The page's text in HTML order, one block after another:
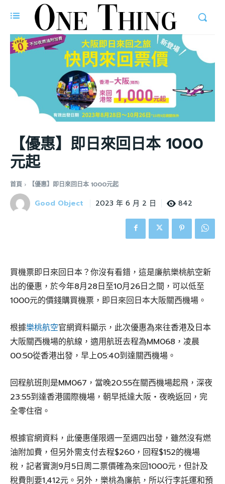
【優惠】即日來回日本 1000
元起
首頁 【優惠】即日來回日本 1000元起
Good Object 2023 年 6 月 2 日 842
買機票即日來回日本？你沒有看錯，這是廉航樂桃航空新
出的優惠，於今年8月28日至10月26日之間，可以低至
1000元的價錢購買機票，即日來回日本大阪關西機場。
根據樂桃航空官網資料顯示，此次優惠為來往香港及日本
大阪關西機場的航線，適用航班去程為MM068，凌晨
00:50從香港出發，早上05:40到達關西機場。
回程航班則是MM067，當晚20:55在關西機場起飛，深夜
23:55到達香港國際機場，朝早抵達大阪・夜晩返回，完
全零住宿。
根據官網資料，此優惠僅限週一至週四出發，雖然沒有燃
油附加費，但另外需支付去程$260，回程$152的機場
稅，記者實測9月5日周二票價確為來回1000元，但計及
稅費則要1,412元。另外，樂桃為廉航，所以行李託運和預